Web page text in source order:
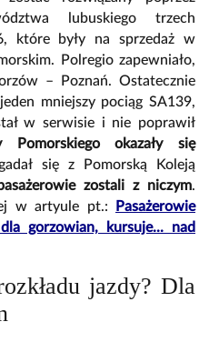
lubuskiego trzech
które były na sprzedaż w
Polregio zapewniało,
– Poznań. Ostatecznie
mniejszy pociąg SA139,
w serwisie i nie poprawił
Pomorskiego okazały się
się z Pomorską Koleją
zostali z niczym.
w artyule pt.:
Pasażerowie
gorzowian, kursuje... nad
jazdy? Dla